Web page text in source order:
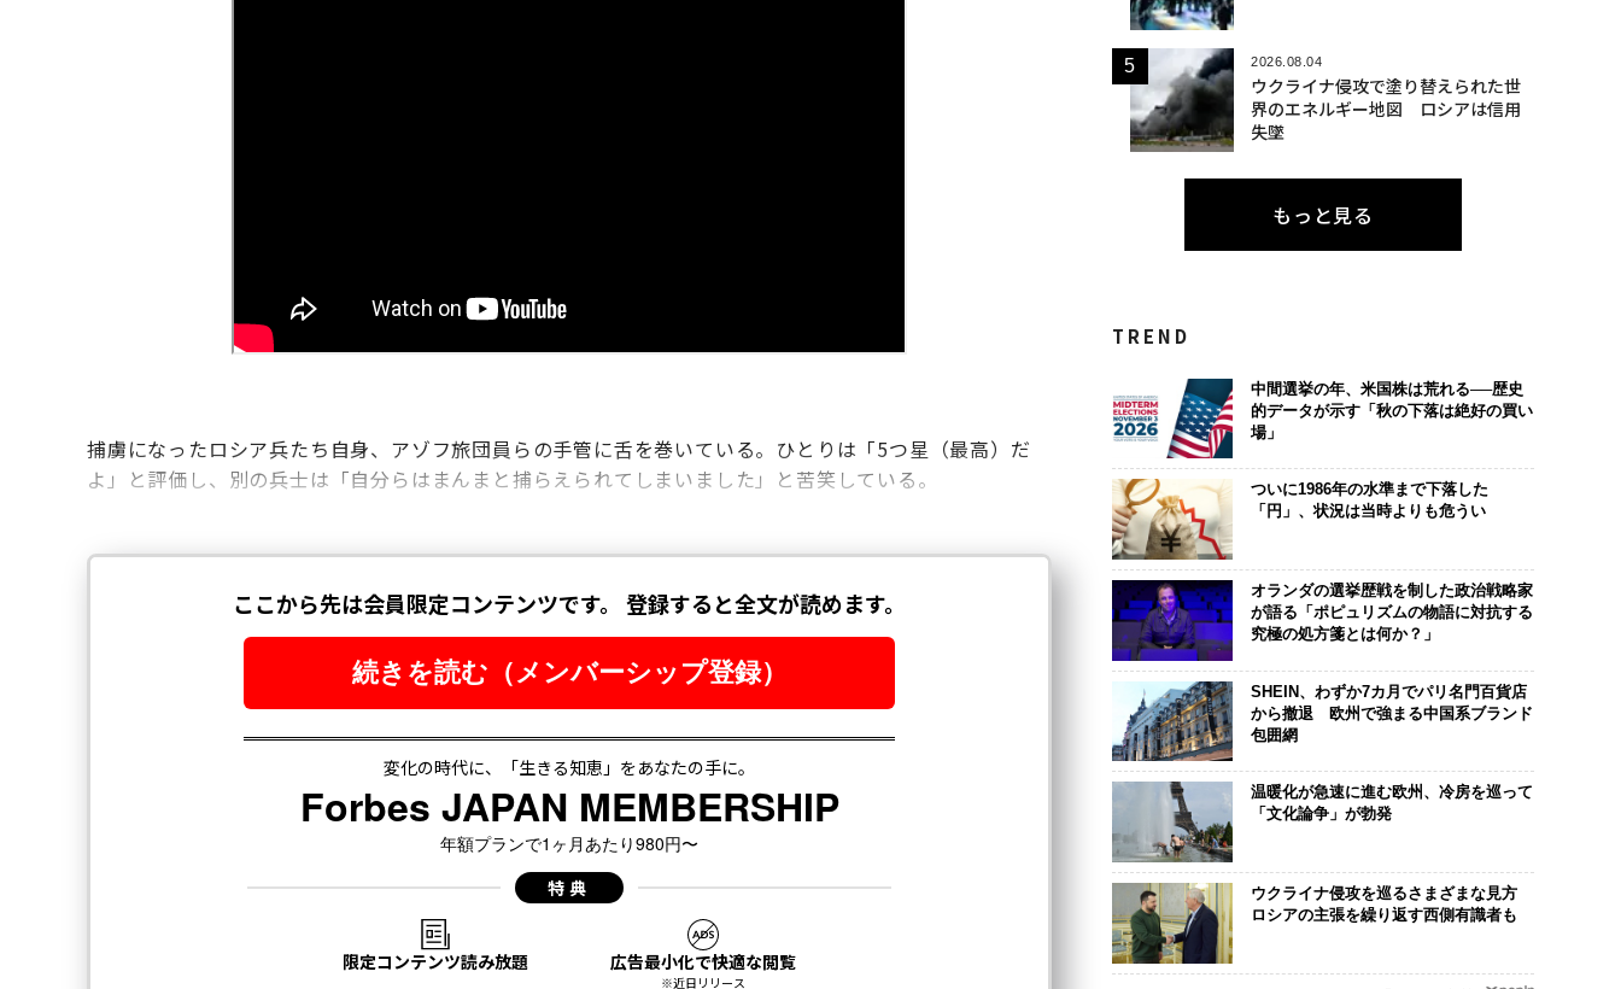
捕虜になったロシア兵たち自身、アゾフ旅団員らの手管に舌を巻いている。ひとりは「5つ星（最高）だ
よ」と評価し、別の兵士は「自分らはまんまと捕らえられてしまいました」と苦笑している。
2026.08.04
ウクライナ侵攻で塗り替えられた世
界のエネルギー地図 ロシアは信用
失墜
もっと見る
TREND
中間選挙の年、米国株は荒れる──歴史
的データが示す「秋の下落は絶好の買い
場」
ついに1986年の水準まで下落した
「円」、状況は当時よりも危うい
オランダの選挙歴戦を制した政治戦略家
が語る「ポピュリズムの物語に対抗する
究極の処方箋とは何か？」
SHEIN、わずか7カ月でパリ名門百貨店
から撤退 欧州で強まる中国系ブランド
包囲網
温暖化が急速に進む欧州、冷房を巡って
「文化論争」が勃発
ウクライナ侵攻を巡るさまざまな見方
ロシアの主張を繰り返す西側有識者も